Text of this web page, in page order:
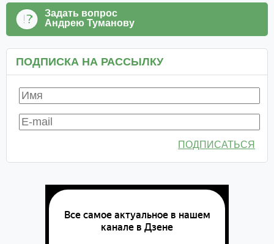
Задать вопрос
Андрею Туманову
ПОДПИСКА НА РАССЫЛКУ
ПОДПИСАТЬСЯ